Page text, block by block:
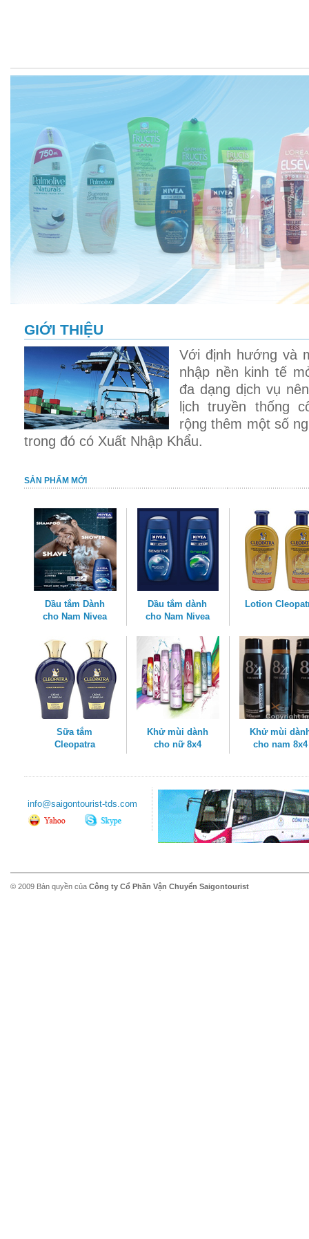
GIỚI THIỆU
Với định hướng và
nhập nền kinh tế
đa dạng dịch vụ
lịch truyền thống
rộng thêm một số
trong đó có Xuất Nhập Khẩu.
SẢN PHẨM MỚI
Dầu tắm Dành
cho Nam Nivea
Dầu tắm dành
cho Nam Nivea
Lotion
Sữa tắm
Cleopatra
Khử mùi dành
cho nữ 8x4
Khử mùi
cho nam 8x4
info@saigontourist-tds.com
© 2009 Bản quyền của Công ty Cổ Phần Vận Chuyển Saigontourist